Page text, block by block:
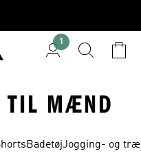
1
TIL MÆND
BadetøjJogging- og